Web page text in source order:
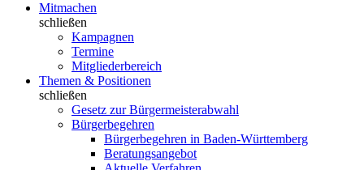
Mitmachen
schließen
Kampagnen
Termine
Mitgliederbereich
Themen & Positionen
schließen
Gesetz zur Bürgermeisterabwahl
Bürgerbegehren
Bürgerbegehren in Baden-Württemberg
Beratungsangebot